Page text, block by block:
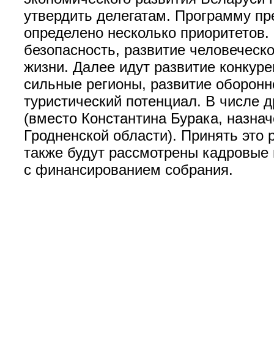
утвердить делегатам. Программу
определено несколько
безопасность, развитие
жизни. Далее идут развитие
сильные регионы, развитие
туристический потенциал. В
(вместо Константина Бурака,
Гродненской области). Принять
также будут рассмотрены
с финансированием собрания.